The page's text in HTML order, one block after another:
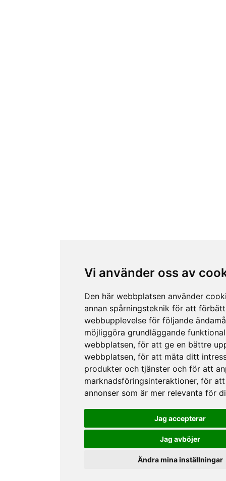
Vi använder oss av
Den här webbplatsen använder
annan spårningsteknik för att
webbupplevelse för följande
möjliggöra grundläggande
webbplatsen, för att ge en bättre
webbplatsen, för att mäta ditt
produkter och tjänster och för att
marknadsföringsinteraktioner, för att
annonser som är mer relevanta för
Jag accepterar
Jag avböjer
Ändra mina inställningar